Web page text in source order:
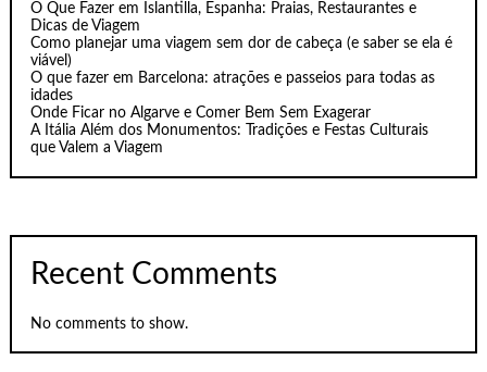
O Que Fazer em Islantilla, Espanha: Praias, Restaurantes e
Dicas de Viagem
Como planejar uma viagem sem dor de cabeça (e saber se ela é
viável)
O que fazer em Barcelona: atrações e passeios para todas as
idades
Onde Ficar no Algarve e Comer Bem Sem Exagerar
A Itália Além dos Monumentos: Tradições e Festas Culturais
que Valem a Viagem
Recent Comments
No comments to show.